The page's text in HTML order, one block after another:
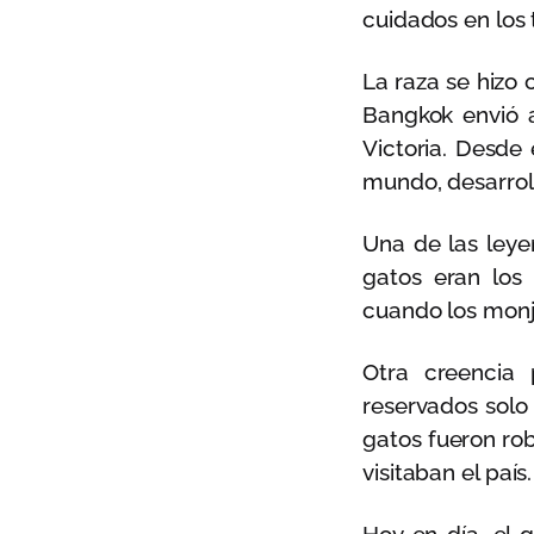
cuidados en los
La raza se hizo
Bangkok
Victoria.
mundo,
Una de las
gatos eran los
cuando los
Otra
reservados
gatos fueron
visitaban el país.